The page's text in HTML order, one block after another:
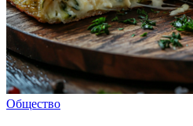
Общество